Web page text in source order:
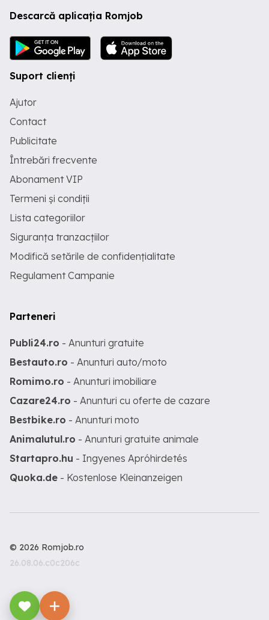
Descarcă aplicația Romjob
Suport clienți
Ajutor
Contact
Publicitate
Întrebări frecvente
Abonament VIP
Termeni și condiții
Lista categoriilor
Siguranța tranzacțiilor
Modifică setările de confidențialitate
Regulament Campanie
Parteneri
Publi24.ro - Anunturi gratuite
Bestauto.ro - Anunturi auto/moto
Romimo.ro - Anunturi imobiliare
Cazare24.ro - Anunturi cu oferte de cazare
Bestbike.ro - Anunturi moto
Animalutul.ro - Anunturi gratuite animale
Startapro.hu - Ingyenes Apróhirdetés
Quoka.de - Kostenlose Kleinanzeigen
© 2026 Romjob.ro
26.08.06.c0c206c